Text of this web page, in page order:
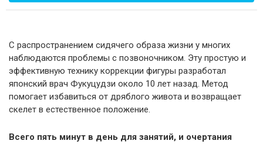
С распространением сидячего образа жизни у многих
наблюдаются проблемы с позвоночником. Эту простую и
эффективную технику коррекции фигуры разработал
японский врач Фукуцудзи около 10 лет назад. Метод
помогает избавиться от дряблого живота и возвращает
скелет в естественное положение.
Всего пять минут в день для занятий, и очертания